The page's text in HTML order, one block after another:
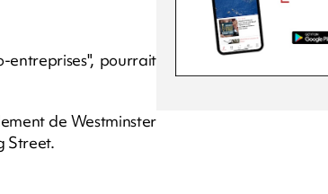
entreprises", pourrait
de Westminster
Street.